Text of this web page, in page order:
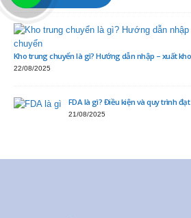
Kho trung chuyển là gì? Hướng dẫn nhập – xuất
22/08/2025
FDA là gì? Điều kiện và quy trình
21/08/2025